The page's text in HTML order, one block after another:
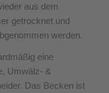
aus dem
getrocknet und
werden.
eine
Umwälz- &
Das Becken ist